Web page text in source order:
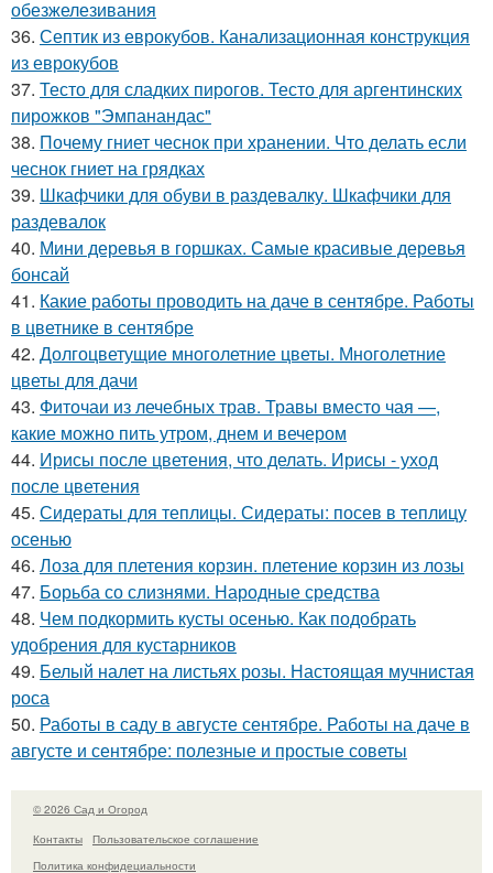
обезжелезивания
36. Септик из еврокубов. Канализационная конструкция
из еврокубов
37. Тесто для сладких пирогов. Тесто для аргентинских
пирожков "Эмпанандас"
38. Почему гниет чеснок при хранении. Что делать если
чеснок гниет на грядках
39. Шкафчики для обуви в раздевалку. Шкафчики для
раздевалок
40. Мини деревья в горшках. Самые красивые деревья
бонсай
41. Какие работы проводить на даче в сентябре. Работы
в цветнике в сентябре
42. Долгоцветущие многолетние цветы. Многолетние
цветы для дачи
43. Фиточаи из лечебных трав. Травы вместо чая —,
какие можно пить утром, днем и вечером
44. Ирисы после цветения, что делать. Ирисы - уход
после цветения
45. Сидераты для теплицы. Сидераты: посев в теплицу
осенью
46. Лоза для плетения корзин. плетение корзин из лозы
47. Борьба со слизнями. Народные средства
48. Чем подкормить кусты осенью. Как подобрать
удобрения для кустарников
49. Белый налет на листьях розы. Настоящая мучнистая
роса
50. Работы в саду в августе сентябре. Работы на даче в
августе и сентябре: полезные и простые советы
© 2026 Сад и Огород
Контакты
Пользовательское соглашение
Политика конфидециальности